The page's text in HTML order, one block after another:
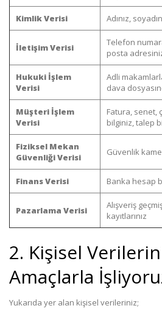
Kimlik Verisi Adınız,
İletişim Verisi
Telefon
posta
Hukuki İşlem
Verisi
Adli
dava
Müşteri İşlem
Verisi
Fatura, senet,
bilginiz, talep
Fiziksel Mekan
Güvenliği Verisi
Güvenlik
Finans Verisi Banka hesap
Pazarlama Verisi
Alışveriş
kayıtlarınız
2. Kişisel
Amaçlarla
Yukarıda yer alan kişisel verileriniz;